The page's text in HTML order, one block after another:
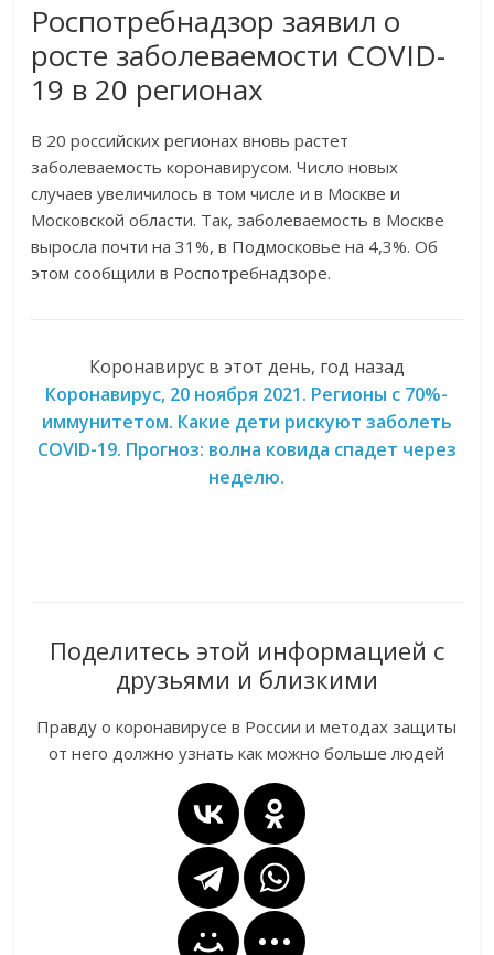
Роспотребнадзор заявил о
росте заболеваемости COVID-
19 в 20 регионах
В 20 российских регионах вновь растет
заболеваемость коронавирусом. Число новых
случаев увеличилось в том числе и в Москве и
Московской области. Так, заболеваемость в Москве
выросла почти на 31%, в Подмосковье на 4,3%. Об
этом сообщили в Роспотребнадзоре.
Коронавирус в этот день, год назад
Коронавирус, 20 ноября 2021. Регионы с 70%-
иммунитетом. Какие дети рискуют заболеть
COVID-19. Прогноз: волна ковида спадет через
неделю.
Поделитесь этой информацией с
друзьями и близкими
Правду о коронавирусе в России и методах защиты
от него должно узнать как можно больше людей